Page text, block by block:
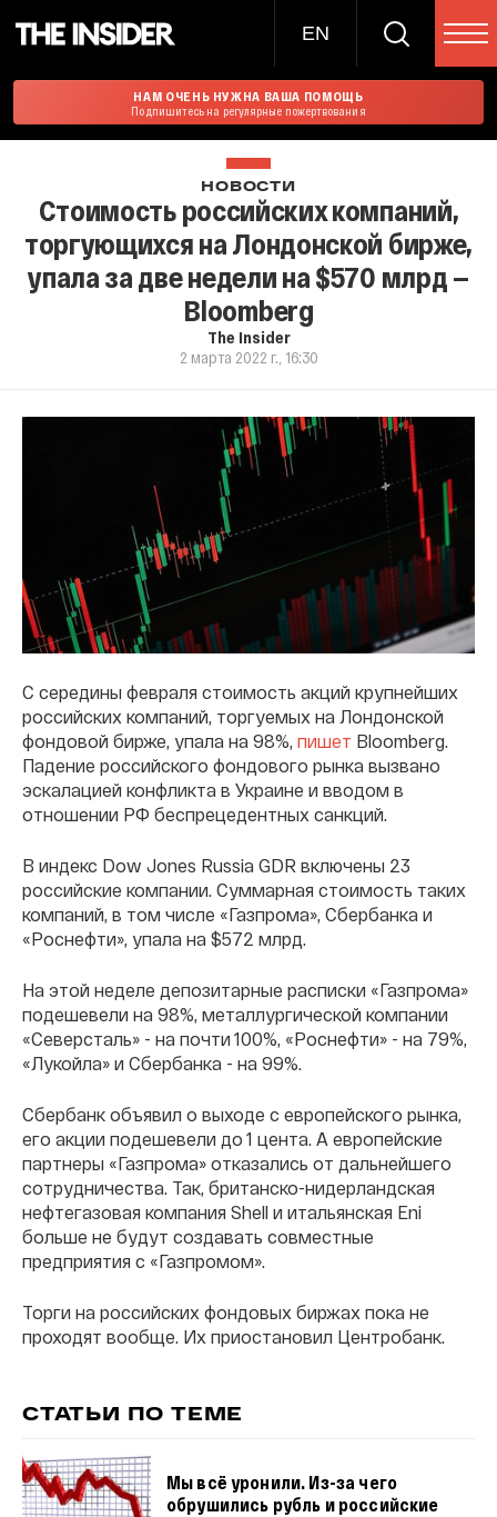
EN
НАМ ОЧЕНЬ НУЖНА ВАША ПОМОЩЬ
Подпишитесь на регулярные пожертвования
НОВОСТИ
Стоимость российских компаний,
торгующихся на Лондонской бирже,
упала за две недели на $570 млрд —
Bloomberg
The Insider
2 марта 2022 г., 16:30
С середины февраля стоимость акций крупнейших
российских компаний, торгуемых на Лондонской
фондовой бирже, упала на 98%, пишет Bloomberg.
Падение российского фондового рынка вызвано
эскалацией конфликта в Украине и вводом в
отношении РФ беспрецедентных санкций.
В индекс Dow Jones Russia GDR включены 23
российские компании. Суммарная стоимость таких
компаний, в том числе «Газпрома», Сбербанка и
«Роснефти», упала на $572 млрд.
На этой неделе депозитарные расписки «Газпрома»
подешевели на 98%, металлургической компании
«Северсталь» - на почти 100%, «Роснефти» - на 79%,
«Лукойла» и Сбербанка - на 99%.
Сбербанк объявил о выходе с европейского рынка,
его акции подешевели до 1 цента. А европейские
партнеры «Газпрома» отказались от дальнейшего
сотрудничества. Так, британско-нидерландская
нефтегазовая компания Shell и итальянская Eni
больше не будут создавать совместные
предприятия с «Газпромом».
Торги на российских фондовых биржах пока не
проходят вообще. Их приостановил Центробанк.
СТАТЬИ ПО ТЕМЕ
Мы всё уронили. Из-за чего
обрушились рубль и российские